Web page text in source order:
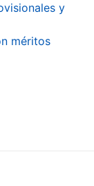
y
méritos